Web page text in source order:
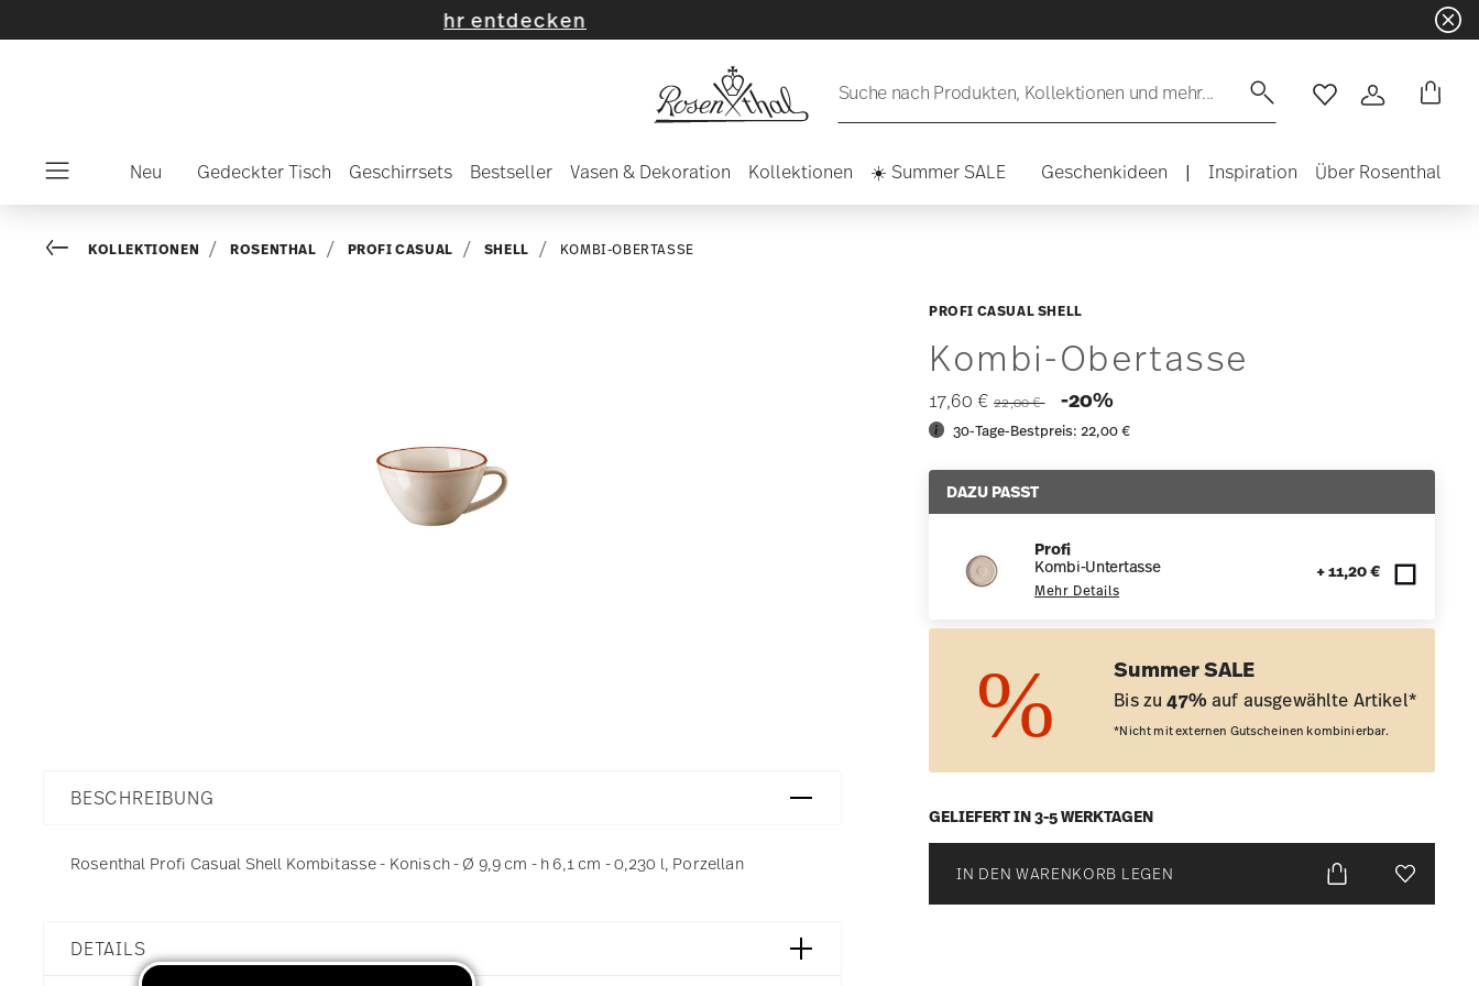
Mehr entdecken
Suche nach Produkten, Kollektionen und mehr... WishlistAnmelden
Neu Gedeckter Tisch Geschirrsets Bestseller Vasen & Dekoration Kollektionen ☀️ Summer SALE Geschenkideen | Inspiration Über Rosenthal
PROFI CASUAL SHELL
Kombi-Obertasse
17,60 € Price reduced from
22,00 € -20%
30-Tage-Bestpreis:22,00 €
DAZU PASST
Profi
Kombi-Untertasse
Mehr Details
+ 11,20 €
Summer SALE
Bis zu47%auf ausgewählte Artikel*
*Nicht mit externen Gutscheinen kombinierbar.
GELIEFERT IN 3-5 WERKTAGEN
IN DEN WARENKORB LEGEN Add To
Go backKOLLEKTIONEN ROSENTHAL PROFI CASUAL SHELL KOMBI-OBERTASSE
BESCHREIBUNG
Rosenthal Profi Casual Shell Kombitasse - Konisch - Ø 9,9 cm - h 6,1 cm - 0,230 l, Porzellan
DETAILS